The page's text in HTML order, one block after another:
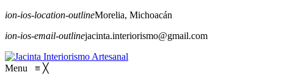
ion-ios-location-outlineMorelia, Michoacán
ion-ios-email-outlinejacinta.interiorismo@gmail.com
Menu ≡ ╳